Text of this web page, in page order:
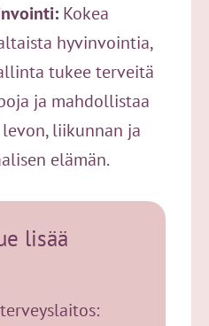
Kokea
hyvinvointia,
tukee terveitä
ja mahdollistaa
liikunnan ja
elämän.
lisää